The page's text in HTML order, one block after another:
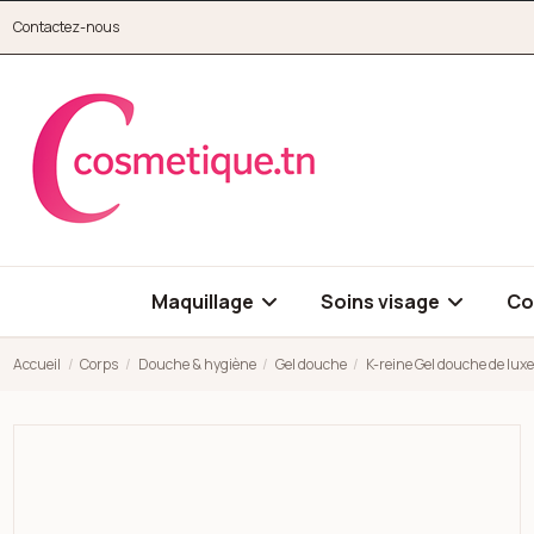
Contactez-nous
Maquillage Soins visage
Accueil Corps Douche & hygiène Gel douche K-reine Gel douche de